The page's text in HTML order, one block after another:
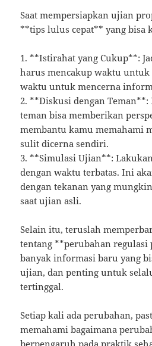
Saat mempersiapkan ujian
**tips lulus cepat** yang bisa
1. **Istirahat yang Cukup**:
harus mencakup waktu
waktu untuk mencerna
2. **Diskusi dengan Teman**:
teman bisa memberikan
membantu kamu memahami
sulit dicerna sendiri.
3. **Simulasi Ujian**:
dengan waktu terbatas. Ini
dengan tekanan yang
saat ujian asli.
Selain itu, teruslah
tentang **perubahan regulasi
banyak informasi baru yang
ujian, dan penting untuk
tertinggal.
Setiap kali ada perubahan,
memahami bagaimana
berpengaruh pada praktik